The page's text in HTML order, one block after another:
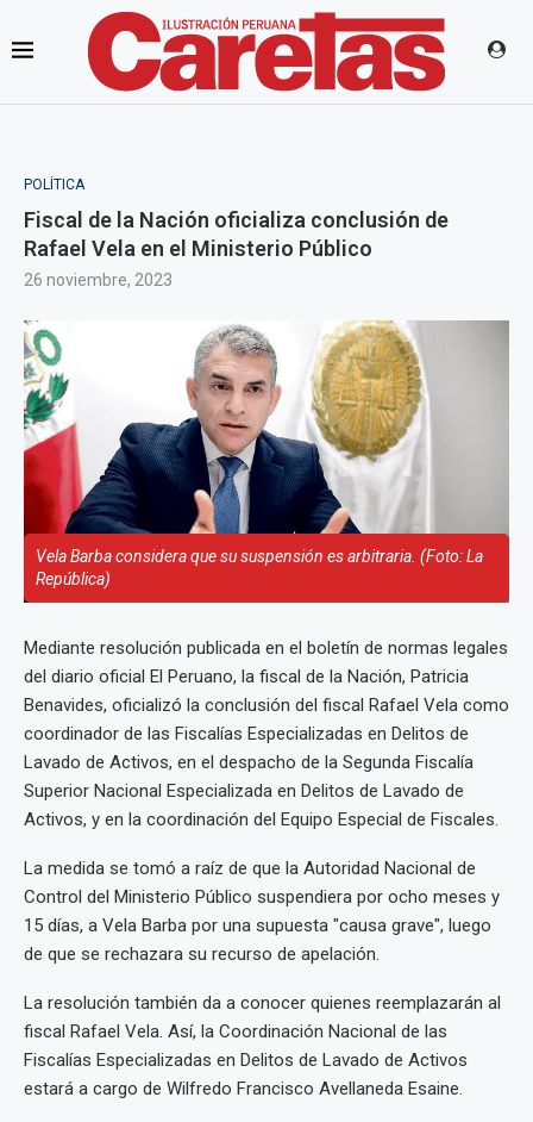
POLÍTICA
Fiscal de la Nación oficializa conclusión de
Rafael Vela en el Ministerio Público
26 noviembre, 2023
Vela Barba considera que su suspensión es arbitraria. (Foto: La
República)
Mediante resolución publicada en el boletín de normas legales
del diario oficial El Peruano, la fiscal de la Nación, Patricia
Benavides, oficializó la conclusión del fiscal Rafael Vela como
coordinador de las Fiscalías Especializadas en Delitos de
Lavado de Activos, en el despacho de la Segunda Fiscalía
Superior Nacional Especializada en Delitos de Lavado de
Activos, y en la coordinación del Equipo Especial de Fiscales.
La medida se tomó a raíz de que la Autoridad Nacional de
Control del Ministerio Público suspendiera por ocho meses y
15 días, a Vela Barba por una supuesta "causa grave", luego
de que se rechazara su recurso de apelación.
La resolución también da a conocer quienes reemplazarán al
fiscal Rafael Vela. Así, la Coordinación Nacional de las
Fiscalías Especializadas en Delitos de Lavado de Activos
estará a cargo de Wilfredo Francisco Avellaneda Esaine.